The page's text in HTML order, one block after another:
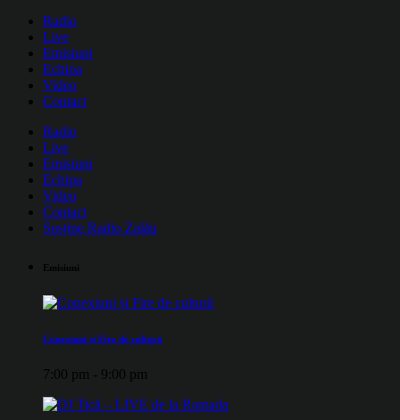
Radio
Live
Emisiuni
Echipa
Video
Contact
Radio
Live
Emisiuni
Echipa
Video
Contact
Susține Radio Zalău
Emisiuni
Conexiuni și Fire de cultură
7:00 pm - 9:00 pm